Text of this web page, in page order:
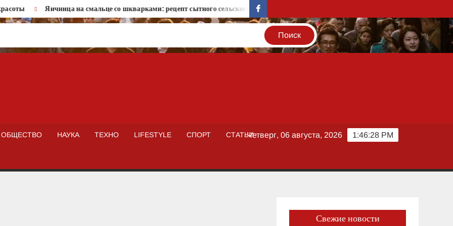
Яичница на смальце со шкварками: рецепт сытного сельского завтракаfacebook
ОБЩЕСТВО НАУКА ТЕХНО LIFESTYLE СПОРТ СТАТЬИ 1:46:28 PM
Четверг, 06 августа, 2026
Свежие новости